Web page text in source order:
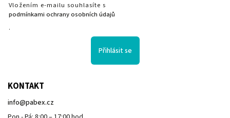
Vložením e-mailu souhlasíte s
podmínkami ochrany osobních údajů
.
Přihlásit se
KONTAKT
info@pabex.cz